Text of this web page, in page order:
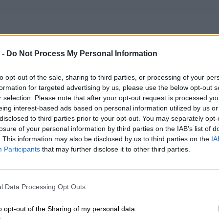
- Do Not Process My Personal Information
opt-out of the sale, sharing to third parties, or processing of your
for targeted advertising by us, please use the below opt-out
selection. Please note that after your opt-out request is processed
interest-based ads based on personal information utilized by us
to third parties prior to your opt-out. You may separately
of your personal information by third parties on the IAB’s list of
This information may also be disclosed by us to third parties on the
Participants that may further disclose it to other third parties.
Data Processing Opt Outs
opt-out of the Sharing of my personal data.
zamówienia od 5-14 dni.
kompatybilności baterii prosimy o kontakt, w celu
może być kompatybilna z laptopami Lenovo:
Lenovo/IBM ThinkPad Yoga 11e(20D9A006CD)
Lenovo/IBM ThinkPad Yoga 11e(20D9A007CD)